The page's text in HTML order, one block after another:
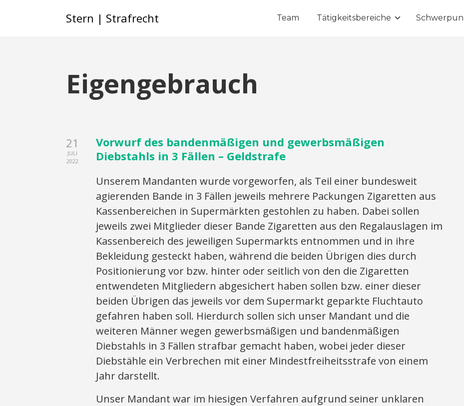
Stern | Strafrecht Team Tätigkeitsbereiche
Eigengebrauch
21
JULI
2022
Vorwurf des bandenmäßigen und gewerbsmäßigen
Diebstahls in 3 Fällen – Geldstrafe
Unserem Mandanten wurde vorgeworfen, als Teil einer bundesweit
agierenden Bande in 3 Fällen jeweils mehrere Packungen Zigaretten aus
Kassenbereichen in Supermärkten gestohlen zu haben. Dabei sollen
jeweils zwei Mitglieder dieser Bande Zigaretten aus den Regalauslagen im
Kassenbereich des jeweiligen Supermarkts entnommen und in ihre
Bekleidung gesteckt haben, während die beiden Übrigen dies durch
Positionierung vor bzw. hinter oder seitlich von den die Zigaretten
entwendeten Mitgliedern abgesichert haben sollen bzw. einer dieser
beiden Übrigen das jeweils vor dem Supermarkt geparkte Fluchtauto
gefahren haben soll. Hierdurch sollen sich unser Mandant und die
weiteren Männer wegen gewerbsmäßigen und bandenmäßigen
Diebstahls in 3 Fällen strafbar gemacht haben, wobei jeder dieser
Diebstähle ein Verbrechen mit einer Mindestfreiheitsstrafe von einem
Jahr darstellt.
Unser Mandant war im hiesigen Verfahren aufgrund seiner unklaren